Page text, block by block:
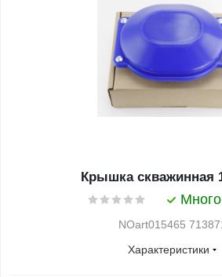
Крышка скважинная
Много
NOart015465
Характеристики